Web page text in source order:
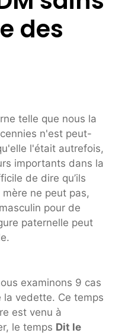
des
telle que nous la
n'est peut-
l'était autrefois,
importants dans la
de dire qu’ils
mère ne peut pas,
pour de
paternelle peut
examinons 9 cas
la vedette. Ce temps
est venu à
le temps Dit le